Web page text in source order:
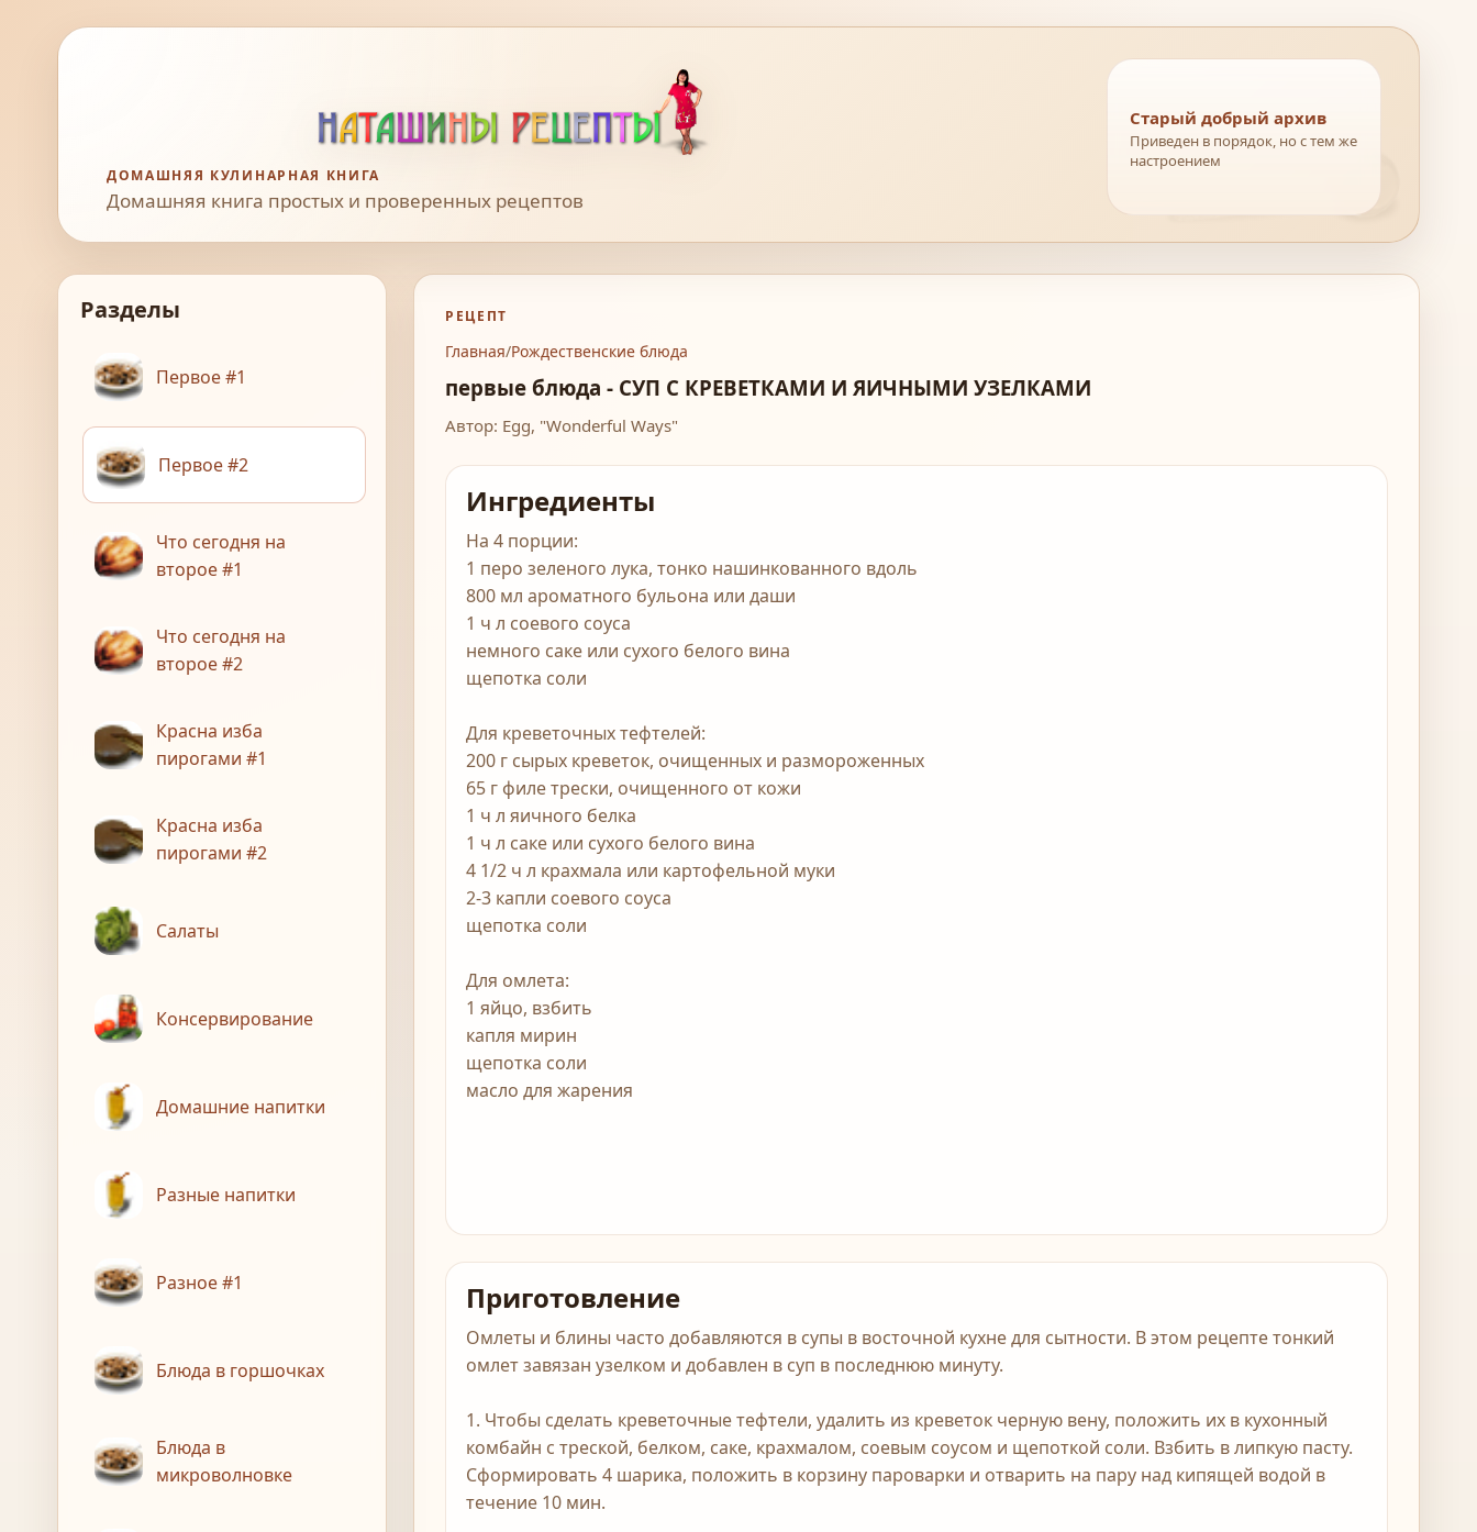
ДОМАШНЯЯ КУЛИНАРНАЯ КНИГА
Домашняя книга простых и проверенных рецептов
Старый добрый архив
Приведен в порядок, но с тем же
настроением
Разделы
Первое #1
Первое #2
Что сегодня на
второе #1
Что сегодня на
второе #2
Красна изба
пирогами #1
Красна изба
пирогами #2
Салаты
Консервирование
Домашние напитки
Разные напитки
Разное #1
Блюда в горшочках
Блюда в
микроволновке
РЕЦЕПТ
Главная/Рождественские блюда
первые блюда - СУП С КРЕВЕТКАМИ И ЯИЧНЫМИ УЗЕЛКАМИ
Автор: Egg, "Wonderful Ways"
Ингредиенты
На 4 порции:
1 перо зеленого лука, тонко нашинкованного вдоль
800 мл ароматного бульона или даши
1 ч л соевого соуса
немного саке или сухого белого вина
щепотка соли
Для креветочных тефтелей:
200 г сырых креветок, очищенных и размороженных
65 г филе трески, очищенного от кожи
1 ч л яичного белка
1 ч л саке или сухого белого вина
4 1/2 ч л крахмала или картофельной муки
2-3 капли соевого соуса
щепотка соли
Для омлета:
1 яйцо, взбить
капля мирин
щепотка соли
масло для жарения
Приготовление
Омлеты и блины часто добавляются в супы в восточной кухне для сытности. В этом рецепте тонкий
омлет завязан узелком и добавлен в суп в последнюю минуту.
1. Чтобы сделать креветочные тефтели, удалить из креветок черную вену, положить их в кухонный
комбайн с треской, белком, саке, крахмалом, соевым соусом и щепоткой соли. Взбить в липкую пасту.
Сформировать 4 шарика, положить в корзину пароварки и отварить на пару над кипящей водой в
течение 10 мин.